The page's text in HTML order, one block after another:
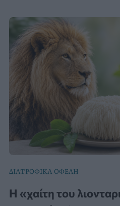
ΔΙΑΤΡΟΦΙΚΑ ΟΦΕΛΗ
Η «χαίτη του